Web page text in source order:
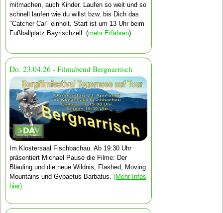
mitmachen, auch Kinder. Laufen so weit und so
schnell laufen wie du willst bzw. bis Dich das
"Catcher Car" einholt. Start ist um 13 Uhr beim
Fußballplatz Bayrischzell. (mehr Erfahren)
Do. 23.04.26 - Filmabend Bergnarrisch
Im Klostersaal Fischbachau. Ab 19:30 Uhr
präsentiert Michael Pause die Filme: Der
Bläuling und die neue Wildnis, Flashed, Moving
Mountains und Gypaetus Barbatus. (Mehr Infos
hier)